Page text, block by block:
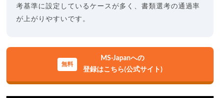
考基準に設定しているケースが多く、書類選考の通過率
が上がりやすいです。
MS-Japanへの
登録はこちら(公式サイト)